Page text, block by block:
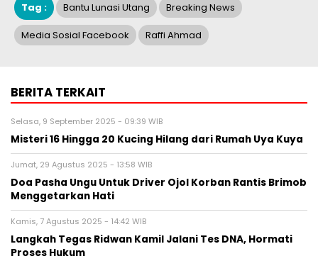
Tag : Bantu Lunasi Utang Breaking News
Media Sosial Facebook Raffi Ahmad
BERITA TERKAIT
Selasa, 9 September 2025 - 09:39 WIB
Misteri 16 Hingga 20 Kucing Hilang dari Rumah Uya Kuya
Jumat, 29 Agustus 2025 - 13:58 WIB
Doa Pasha Ungu Untuk Driver Ojol Korban Rantis Brimob
Menggetarkan Hati
Kamis, 7 Agustus 2025 - 14:42 WIB
Langkah Tegas Ridwan Kamil Jalani Tes DNA, Hormati
Proses Hukum